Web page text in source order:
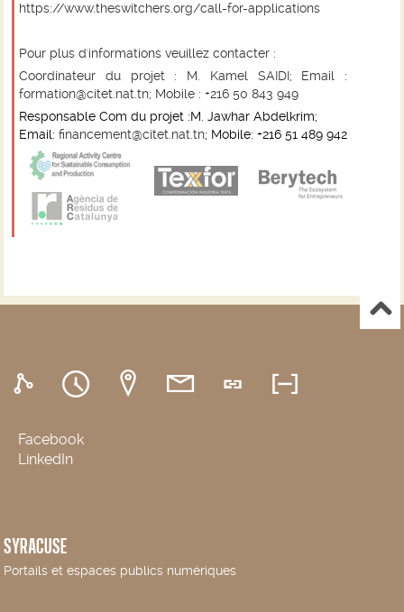
https://www.theswitchers.org/call-for-applications
Pour plus d'informations veuillez contacter :
Coordinateur du projet : M. Kamel SAIDI; Email :
formation@citet.nat.tn; Mobile : +216 50 843 949
Responsable Com du projet :M. Jawhar Abdelkrim;
Email: financement@citet.nat.tn; Mobile: +216 51 489 942
Facebook
LinkedIn
SYRACUSE
Portails et espaces publics numériques